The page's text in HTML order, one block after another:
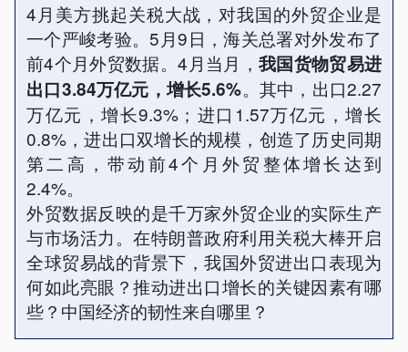
4月美方挑起关税大战，对我国的外贸企业是
一个严峻考验。5月9日，海关总署对外发布了
前4个月外贸数据。4月当月， 我国货物贸易进
出口3.84万亿元，增长5.6%。其中，出口2.27
万亿元，增长9.3%；进口1.57万亿元，增长
0.8%，进出口双增长的规模，创造了历史同期
第二高，带动前4个月外贸整体增长达到
2.4%。
外贸数据反映的是千万家外贸企业的实际生产
与市场活力。在特朗普政府利用关税大棒开启
全球贸易战的背景下，我国外贸进出口表现为
何如此亮眼？推动进出口增长的关键因素有哪
些？中国经济的韧性来自哪里？